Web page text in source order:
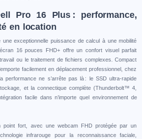
Pro 16 Plus : performance,
en location
une exceptionnelle puissance de calcul à une mobilité
16 pouces FHD+ offre un confort visuel parfait
ou le traitement de fichiers complexes. Compact
facilement en déplacement professionnel, chez
performance ne s’arrête pas là : le SSD ultra-rapide
et la connectique complète (Thunderbolt™ 4,
facile dans n’importe quel environnement de
point fort, avec une webcam FHD protégée par un
infrarouge pour la reconnaissance faciale,